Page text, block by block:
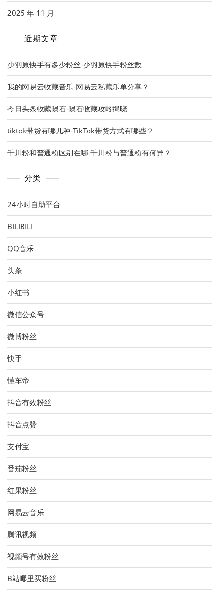
2025 年 11 月
近期文章
少羽原快手有多少粉丝-少羽原快手粉丝数
我的网易云收藏音乐-网易云私藏乐单分享？
今日头条收藏陨石-陨石收藏攻略揭晓
tiktok带货有哪几种-TikTok带货方式有哪些？
千川粉和普通粉区别在哪-千川粉与普通粉有何异？
分类
24小时自助平台
BILIBILI
QQ音乐
头条
小红书
微信公众号
微博粉丝
快手
懂车帝
抖音有效粉丝
抖音点赞
支付宝
番茄粉丝
红果粉丝
网易云音乐
腾讯视频
视频号有效粉丝
B站哪里买粉丝